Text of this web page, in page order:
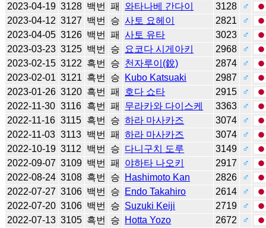
2023-04-19 3128 백번 패 와타나베 간다이 3128
♂
2023-04-12 3127 백번 승 사토 요헤이 2821
♂
2023-04-05 3126 백번 패 사토 유타 3023
♂
2023-03-23 3125 백번 승 요코다 시게아키 2968
♂
2023-02-15 3122 흑번 승 천자루이(銳) 2874
♂
2023-02-01 3121 흑번 승 Kubo Katsuaki 2987
♂
2023-01-26 3120 흑번 패 호다 쇼타 2915
♂
2022-11-30 3116 흑번 패 무라카와 다이스케 3363
♂
2022-11-16 3115 흑번 승 하라 마사카즈 3074
♂
2022-11-03 3113 백번 패 하라 마사카즈 3074
♂
2022-10-19 3112 백번 승 다니구치 도루 3149
♂
2022-09-07 3109 백번 패 야하타 나오키 2917
♂
2022-08-24 3108 흑번 승 Hashimoto Kan 2826
♂
2022-07-27 3106 백번 승 Endo Takahiro 2614
♂
2022-07-20 3106 백번 승 Suzuki Keiji 2719
♂
2022-07-13 3105 흑번 승 Hotta Yozo 2672
♂